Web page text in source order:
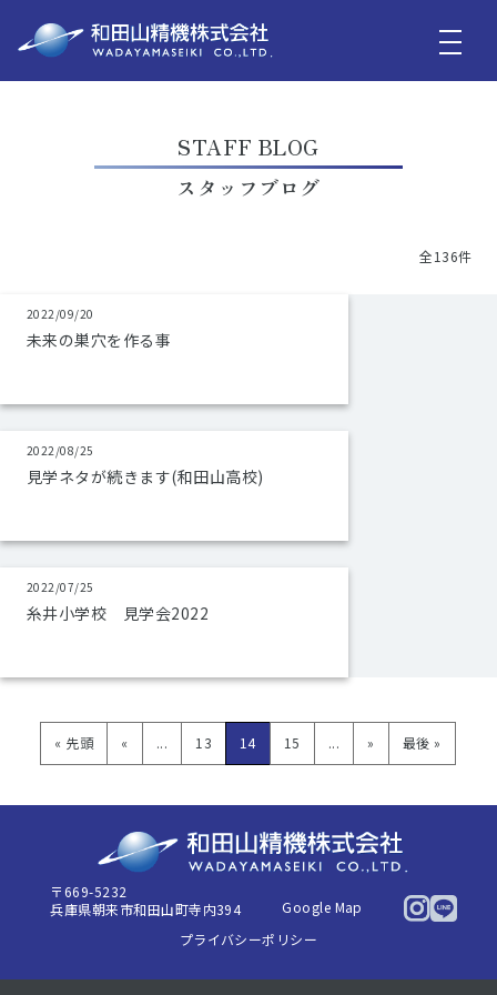
STAFF BLOG
スタッフブログ
全136件
2022/09/20
未来の巣穴を作る事
2022/08/25
見学ネタが続きます(和田山高校)
2022/07/25
糸井小学校 見学会2022
« 先頭 « ... 13 14 15 ... » 最後 »
〒669-5232
兵庫県朝来市和田山町寺内394
Google Map
プライバシーポリシー